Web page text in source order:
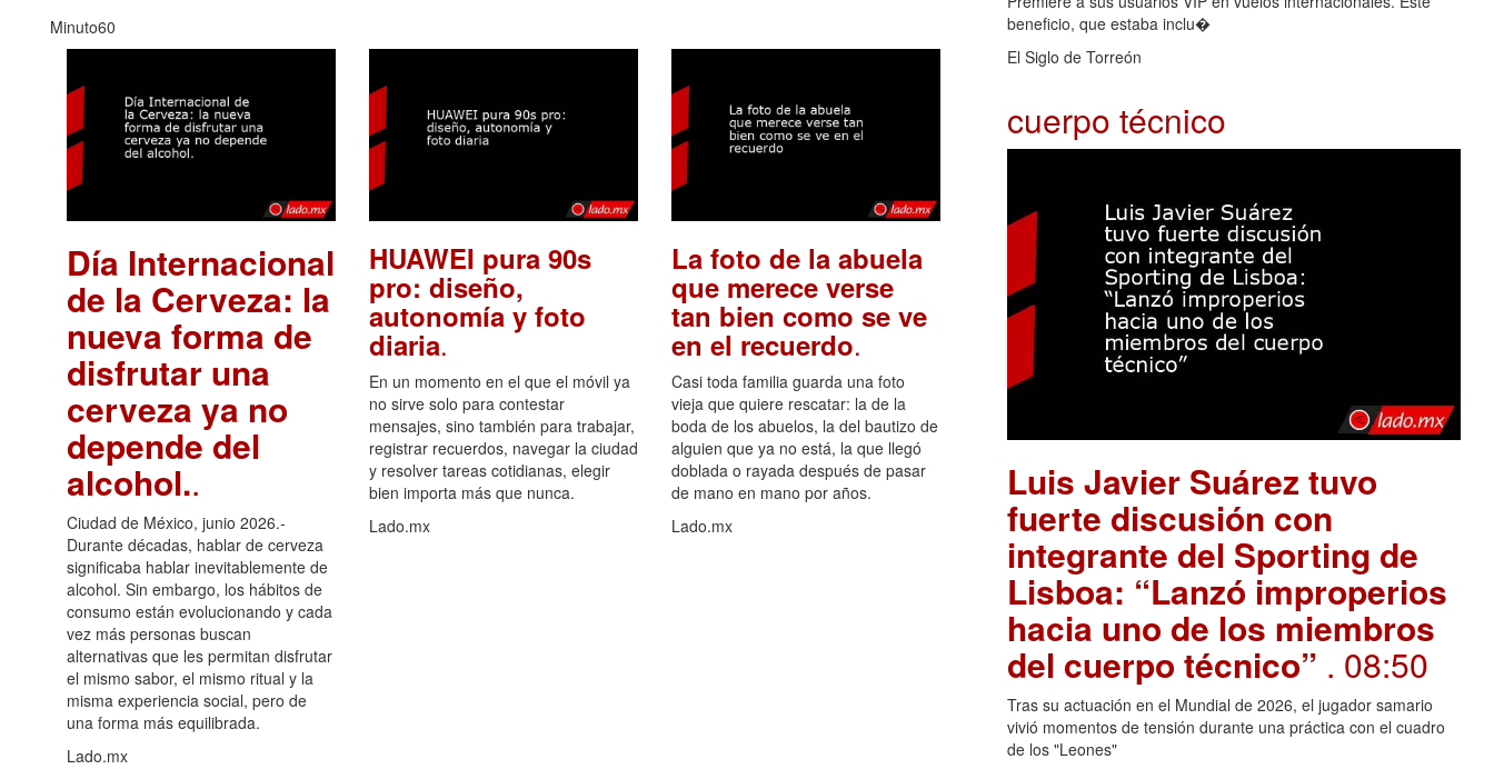
Minuto60
Día Internacional
de la Cerveza: la
nueva forma de
disfrutar una
cerveza ya no
depende del
alcohol..
Ciudad de México, junio 2026.-
Durante décadas, hablar de cerveza
significaba hablar inevitablemente de
alcohol. Sin embargo, los hábitos de
consumo están evolucionando y cada
vez más personas buscan
alternativas que les permitan disfrutar
el mismo sabor, el mismo ritual y la
misma experiencia social, pero de
una forma más equilibrada.
Lado.mx
HUAWEI pura 90s
pro: diseño,
autonomía y foto
diaria.
En un momento en el que el móvil ya
no sirve solo para contestar
mensajes, sino también para trabajar,
registrar recuerdos, navegar la ciudad
y resolver tareas cotidianas, elegir
bien importa más que nunca.
Lado.mx
La foto de la abuela
que merece verse
tan bien como se ve
en el recuerdo.
Casi toda familia guarda una foto
vieja que quiere rescatar: la de la
boda de los abuelos, la del bautizo de
alguien que ya no está, la que llegó
doblada o rayada después de pasar
de mano en mano por años.
Lado.mx
beneficio, que estaba inclu�
El Siglo de Torreón
cuerpo técnico
Luis Javier Suárez tuvo
fuerte discusión con
integrante del Sporting de
Lisboa: “Lanzó improperios
hacia uno de los miembros
del cuerpo técnico” . 08:50
Tras su actuación en el Mundial de 2026, el jugador samario
vivió momentos de tensión durante una práctica con el cuadro
de los "Leones"